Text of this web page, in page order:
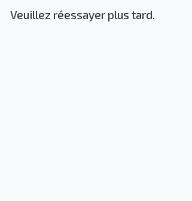
Veuillez réessayer plus tard.